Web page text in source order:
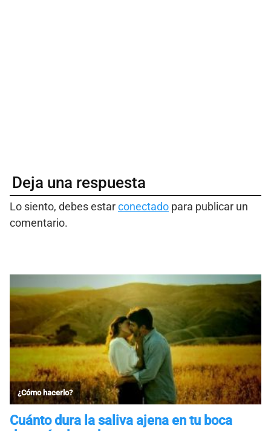
Deja una respuesta
Lo siento, debes estarconectado para publicar un
comentario.